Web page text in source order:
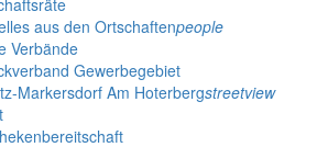
aus den Ortschaftenpeople
Verbände
Gewerbegebiet
Markersdorf Am Hoterbergstreetview